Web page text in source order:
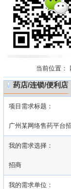
当前位置：
药店/连锁/便利店
项目需求标题：
广州某网络售药平台
我的需求选择：
招商
我的需求单位：